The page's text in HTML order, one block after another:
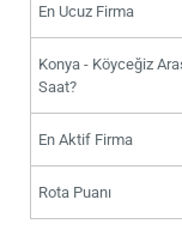
En Ucuz Firma
Konya - Köyceğiz
Saat?
En Aktif Firma
Rota Puanı